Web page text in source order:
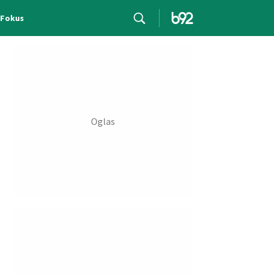
Fokus